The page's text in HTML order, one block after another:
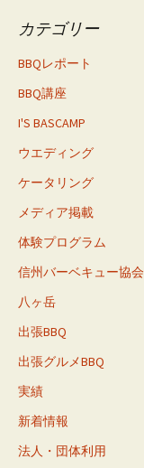
カテゴリー
BBQレポート
BBQ講座
I'S BASCAMP
ウエディング
ケータリング
メディア掲載
体験プログラム
信州バーベキュー協会
八ヶ岳
出張BBQ
出張グルメBBQ
実績
新着情報
法人・団体利用